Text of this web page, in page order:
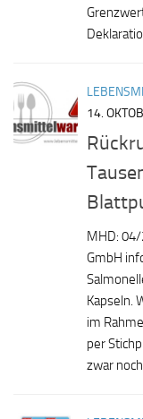
14.
MHD:
GmbH
Kapseln.
im
per
zwar